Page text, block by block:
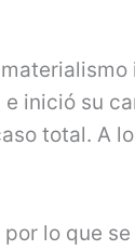
inició su
total. A
lo que